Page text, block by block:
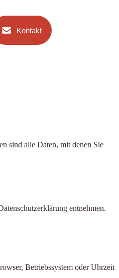
Kontakt
sind alle Daten, mit denen Sie
entnehmen.
Betriebssystem oder Uhrzeit